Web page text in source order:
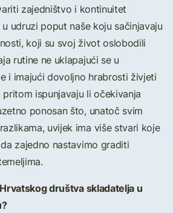
zajedništvo i kontinuitet
udruzi poput naše koju sačinjavaju
koji su svoj život oslobodili
rutine ne uklapajući se u
i imajući dovoljno hrabrosti živjeti
ispunjavaju li očekivanja
ponosan što, unatoč svim
uvijek ima više stvari koje
zajedno nastavimo graditi
društva skladatelja u